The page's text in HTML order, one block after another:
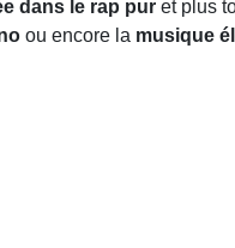
dans le rap pur et plus
ou encore la musique